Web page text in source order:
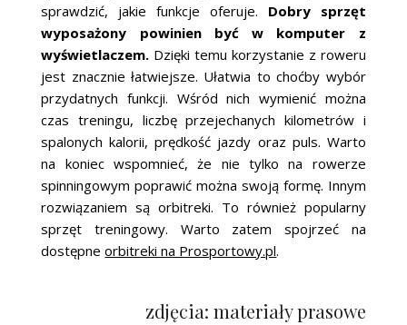
sprawdzić, jakie funkcje oferuje. Dobry sprzęt
wyposażony powinien być w komputer z
wyświetlaczem. Dzięki temu korzystanie z roweru
jest znacznie łatwiejsze. Ułatwia to choćby wybór
przydatnych funkcji. Wśród nich wymienić można
czas treningu, liczbę przejechanych kilometrów i
spalonych kalorii, prędkość jazdy oraz puls. Warto
na koniec wspomnieć, że nie tylko na rowerze
spinningowym poprawić można swoją formę. Innym
rozwiązaniem są orbitreki. To również popularny
sprzęt treningowy. Warto zatem spojrzeć na
dostępneorbitreki na Prosportowy.pl.
zdjęcia: materiały prasowe